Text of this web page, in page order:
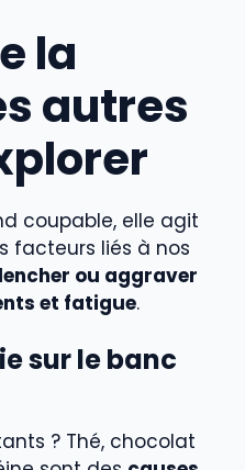
la
autres
coupable, elle agit
facteurs liés à nos
ou aggraver
et fatigue.
sur le banc
? Thé, chocolat